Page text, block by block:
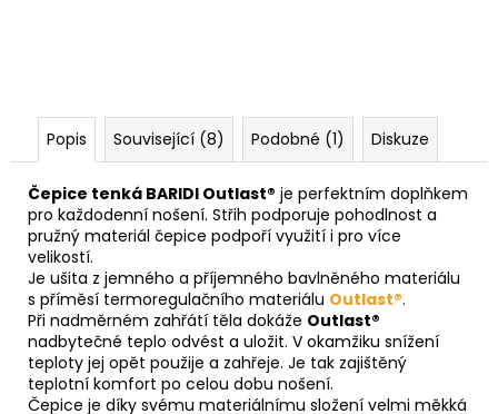
Popis Související (8) Podobné (1) Diskuze
Čepice tenká BARIDI Outlast® je perfektním doplňkem
pro každodenní nošení. Střih podporuje pohodlnost a
pružný materiál čepice podpoří využití i pro více
velikostí.
Je ušita z jemného a příjemného bavlněného materiálu
s příměsí termoregulačního materiálu Outlast®.
Při nadměrném zahřátí těla dokáže Outlast®
nadbytečné teplo odvést a uložit. V okamžiku snížení
teploty jej opět použije a zahřeje. Je tak zajištěný
teplotní komfort po celou dobu nošení.
Čepice je díky svému materiálnímu složení velmi měkká